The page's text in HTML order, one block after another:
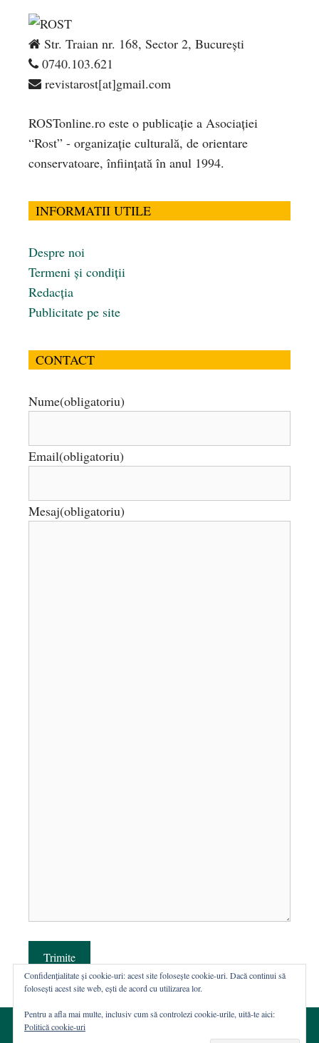
Str. Traian nr. 168, Sector 2, București
0740.103.621
revistarost[at]gmail.com
ROSTonline.ro este o publicaţie a Asociaţiei
“Rost” - organizaţie culturală, de orientare
conservatoare, înfiinţată în anul 1994.
INFORMATII UTILE
Despre noi
Termeni și condiții
Redacția
Publicitate pe site
CONTACT
Nume(obligatoriu)
Email(obligatoriu)
Mesaj(obligatoriu)
Trimite
Confidențialitate și cookie-uri: acest site folosește cookie-uri. Dacă continui să
folosești acest site web, ești de acord cu utilizarea lor.
Pentru a afla mai multe, inclusiv cum să controlezi cookie-urile, uită-te aici:
Politică cookie-uri